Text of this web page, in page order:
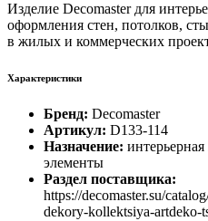
Изделие Decomaster для
оформления стен, потолков,
в жилых и коммерческих
Характеристики
Бренд: Decomaster
Артикул: D133-114
Назначение:
элементы
Раздел поставщика:
https://decomaster.su/
dekory-kollektsiya-artdeko-